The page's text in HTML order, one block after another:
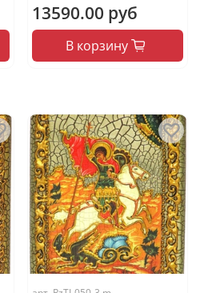
13590.00 руб
В корзину